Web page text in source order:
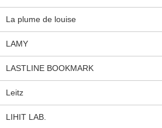
La plume de louise
LAMY
LASTLINE BOOKMARK
Leitz
LIHIT LAB.